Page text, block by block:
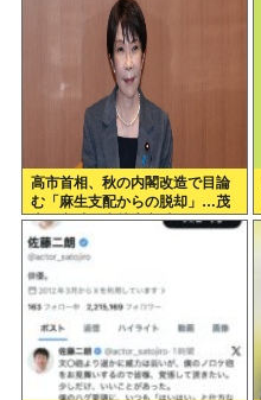
高市首相、秋の内閣改造で目論
む「麻生支配からの脱却」…茂
木敏充氏も小林鷹之氏もクビ